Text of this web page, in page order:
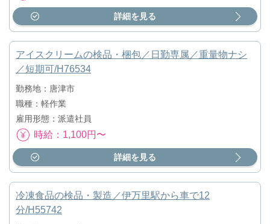
詳細を見る
アイスクリームの検品・梱包／日勤専属／重量物ナシ
／短期可/H76534
勤務地：唐津市
職種：軽作業
雇用形態：派遣社員
時給：1,100円〜
詳細を見る
冷凍食品の検品・製造／伊万里駅から車で12
分/H55742